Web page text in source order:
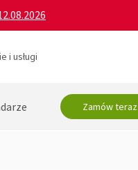
i usługi
Zamów teraz